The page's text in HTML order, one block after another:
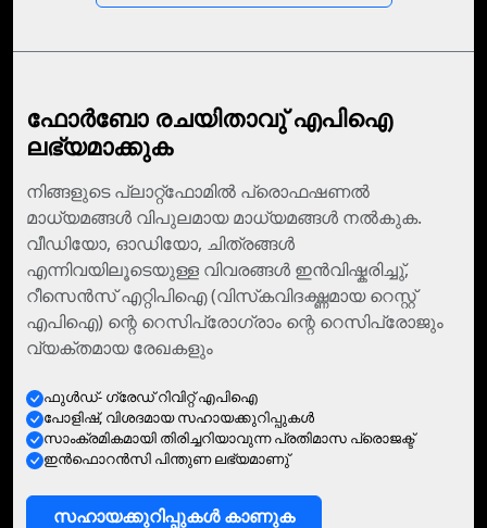
ഫോര്‍ബോ രചയിതാവു് എപിഐ
ലഭ്യമാക്കുക
നിങ്ങളുടെ പ്ലാറ്റ്ഫോമില്‍ പ്രൊഫഷണല്‍
മാധ്യമങ്ങള്‍ വിപുലമായ മാധ്യമങ്ങള്‍ നല്‍കുക.
വീഡിയോ, ഓഡിയോ, ചിത്രങ്ങള്‍
എന്നിവയിലൂടെയുള്ള വിവരങ്ങള്‍ ഇന്‍വിഷ്കരിച്ചു്,
റീസെന്‍സ് എറ്റിപിഐ (വിസ്‌കവിദഗ്ദ്ധമായ റെസ്റ്റ്
എപിഐ) ന്റെ റെസിപ്രോഗ്രാം ന്റെ റെസിപ്രോജും
വ്യക്തമായ രേഖകളും
ഫുള്‍ഡ്- ഗ്രേഡ് റിവിറ്റ് എപിഐ
പോളിഷ്, വിശദമായ സഹായക്കുറിപ്പുകള്‍
സാംക്രമികമായി തിരിച്ചറിയാവുന്ന പ്രതിമാസ പ്രൊജക്ട്
ഇന്‍ഫൊറന്‍സി പിന്തുണ ലഭ്യമാണു്
സഹായക്കുറിപ്പുകള്‍ കാണുക